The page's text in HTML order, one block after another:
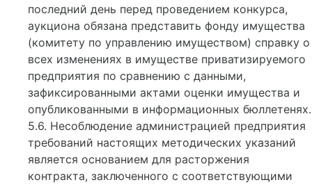
последний день перед проведением конкурса,
аукциона обязана представить фонду имущества
(комитету по управлению имуществом) справку о
всех изменениях в имуществе приватизируемого
предприятия по сравнению с данными,
зафиксированными актами оценки имущества и
опубликованными в информационных бюллетенях.
5.6. Несоблюдение администрацией предприятия
требований настоящих методических указаний
является основанием для расторжения
контракта, заключенного с соответствующими